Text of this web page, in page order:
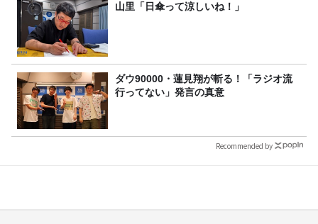
山里「日傘って涼しいね！」
ダウ90000・蓮見翔が斬る！「ラジオ流
行ってない」発言の真意
Recommended by